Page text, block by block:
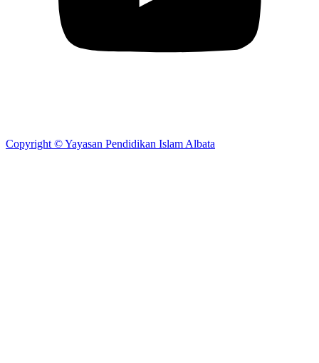
Copyright © Yayasan Pendidikan Islam Albata